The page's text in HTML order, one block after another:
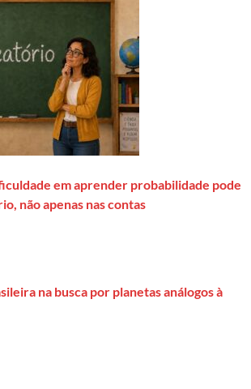
em aprender probabilidade pode
não apenas nas contas
na busca por planetas análogos à